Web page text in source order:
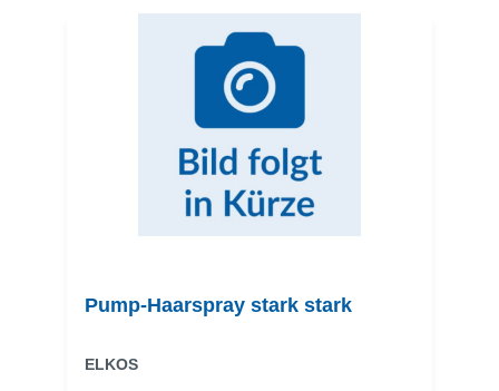
Pump-Haarspray stark stark
ELKOS